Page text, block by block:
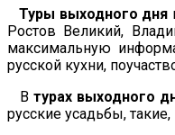
Туры выходного дня
Ростов Великий,
максимальную
русской кухни,
Втурах выходного
русские усадьбы,